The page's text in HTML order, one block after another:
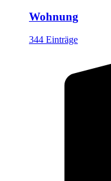
Wohnung
344 Einträge